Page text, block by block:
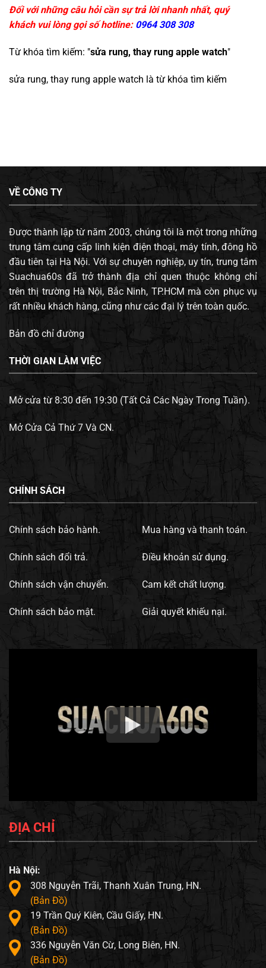
Đối với những câu hỏi cần sự trả lời nhanh nhất, quý
khách vui lòng gọi số hotline: 0964 308 308
Từ khóa tìm kiếm: "sửa rung, thay rung apple watch"
sửa rung, thay rung apple watch là từ khóa tìm kiếm
VỀ CÔNG TY
Được thành lập từ năm 2003, chúng tôi là một trong những
trung tâm cung cấp linh kiện điện thoại, máy tính, đông hồ
đầu tiên tại Hà Nội. Với sự chuyên nghiệp, uy tín, trung tâm
Suachua60s đã trở thành địa chỉ quen thuộc không chỉ
trên thị trường Hà Nội, Bắc Ninh, TP.HCM mà còn phục vụ
rất nhiều khách hàng, cũng như các đại lý trên toàn quốc.
Bản đồ chỉ đường
THỜI GIAN LÀM VIỆC
Mở cửa từ 8:30 đến 19:30 (Tất Cả Các Ngày Trong Tuần).
Mở Cửa Cả Thứ 7 Và CN.
CHÍNH SÁCH
Chính sách bảo hành.
Chính sách đổi trả.
Chính sách vận chuyển.
Chính sách bảo mật.
Mua hàng và thanh toán.
Điều khoản sử dụng.
Cam kết chất lượng.
Giải quyết khiếu nại.
ĐỊA CHỈ
Hà Nội:
308 Nguyễn Trãi, Thanh Xuân Trung, HN.
(Bản Đồ)
19 Trần Quý Kiên, Cầu Giấy, HN.
(Bản Đồ)
336 Nguyễn Văn Cừ, Long Biên, HN.
(Bản Đồ)